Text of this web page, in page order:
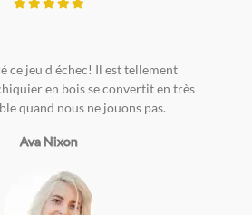
ce jeu d échec! Il est tellement
en bois se convertit en très
quand nous ne jouons pas.
Ava Nixon